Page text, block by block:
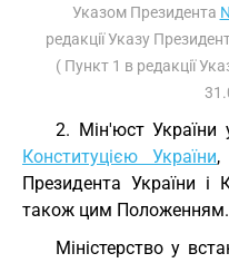
Указом Президента
редакції Указу
( Пункт 1 в редакції
2. Мін'юст України
Конституцією України,
Президента України і
також цим Положенням.
Міністерство у